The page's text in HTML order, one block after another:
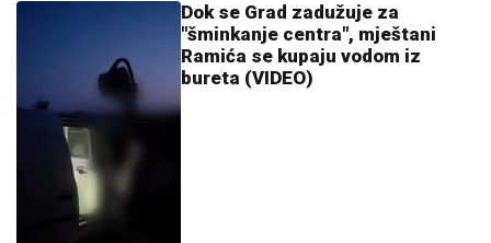
Dok se Grad zadužuje za
"šminkanje centra", mještani
Ramića se kupaju vodom iz
bureta (VIDEO)